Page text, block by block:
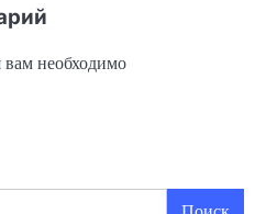
необходимо